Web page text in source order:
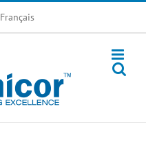
Français